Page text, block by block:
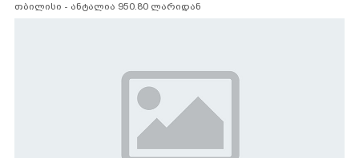
თბილისი - ანტალია 950.80 ლარიდან